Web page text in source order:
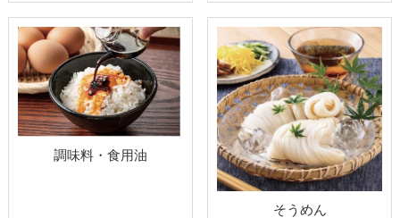
調味料・食用油
そうめん